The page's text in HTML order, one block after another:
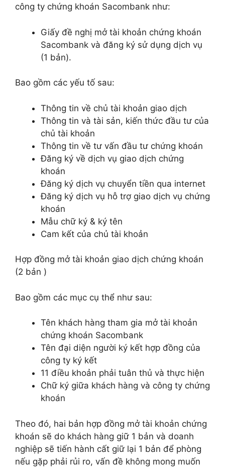
công ty chứng khoán Sacombank như:
Giấy đề nghị mở tài khoản chứng khoán
Sacombank và đăng ký sử dụng dịch vụ
(1 bản).
Bao gồm các yếu tố sau:
Thông tin về chủ tài khoản giao dịch
Thông tin và tài sản, kiến thức đầu tư của
chủ tài khoản
Thông tin về tư vấn đầu tư chứng khoán
Đăng ký về dịch vụ giao dịch chứng
khoán
Đăng ký dịch vụ chuyển tiền qua internet
Đăng ký dịch vụ hỗ trợ giao dịch vụ chứng
khoán
Mẫu chữ ký & ký tên
Cam kết của chủ tài khoản
Hợp đồng mở tài khoản giao dịch chứng khoán
(2 bản )
Bao gồm các mục cụ thể như sau:
Tên khách hàng tham gia mở tài khoản
chứng khoán Sacombank
Tên đại diện người ký kết hợp đồng của
công ty ký kết
11 điều khoản phải tuân thủ và thực hiện
Chữ ký giữa khách hàng và công ty chứng
khoán
Theo đó, hai bản hợp đồng mở tài khoản chứng
khoán sẽ do khách hàng giữ 1 bản và doanh
nghiệp sẽ tiến hành cất giữ lại 1 bản để phòng
nếu gặp phải rủi ro, vấn đề không mong muốn